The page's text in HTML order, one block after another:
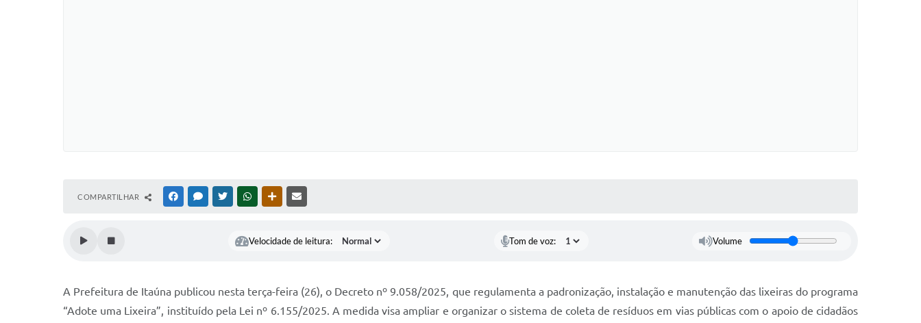
COMPARTILHAR FACEBOOKMESSENGER
TWITTERWHATSAPPOUTRAS MÍDIAS
Velocidade de leitura: Tom de voz: Volume
A Prefeitura de Itaúna publicou nesta terça-feira (26), o Decreto nº 9.058/2025, que regulamenta a padronização, instalação e manutenção das lixeiras do programa
“Adote uma Lixeira”, instituído pela Lei nº 6.155/2025. A medida visa ampliar e organizar o sistema de coleta de resíduos em vias públicas com o apoio de cidadãos